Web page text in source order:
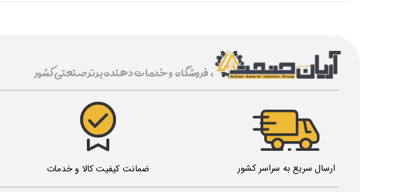
ضمانت کیفیت کالا و خدمات
، فروشگاه و خدمات دهنده برتر صنعتی کشور
ارسال سریع به سراسر کشور